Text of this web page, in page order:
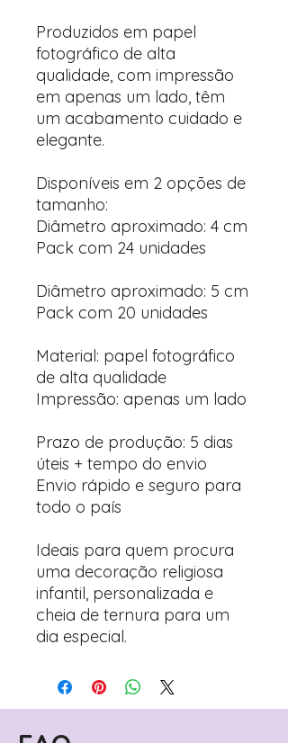
Produzidos em papel
fotográfico de alta
qualidade, com impressão
em apenas um lado, têm
um acabamento cuidado e
elegante.
Disponíveis em 2 opções de
tamanho:
Diâmetro aproximado: 4 cm
Pack com 24 unidades
Diâmetro aproximado: 5 cm
Pack com 20 unidades
Material: papel fotográfico
de alta qualidade
Impressão: apenas um lado
Prazo de produção: 5 dias
úteis + tempo do envio
Envio rápido e seguro para
todo o país
Ideais para quem procura
uma decoração religiosa
infantil, personalizada e
cheia de ternura para um
dia especial.